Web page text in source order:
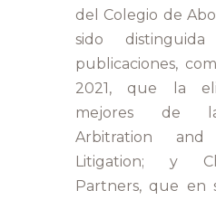
del Colegio de
sido
publicaciones,
2021, que la
mejores de
Arbitration
Litigation; y
Partners, que en